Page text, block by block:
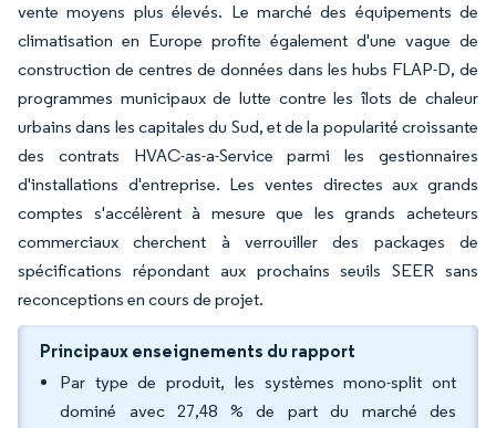
vente moyens plus élevés. Le marché des équipements de
climatisation en Europe profite également d'une vague de
construction de centres de données dans les hubs FLAP-D, de
programmes municipaux de lutte contre les îlots de chaleur
urbains dans les capitales du Sud, et de la popularité croissante
des contrats HVAC-as-a-Service parmi les gestionnaires
d'installations d'entreprise. Les ventes directes aux grands
comptes s'accélèrent à mesure que les grands acheteurs
commerciaux cherchent à verrouiller des packages de
spécifications répondant aux prochains seuils SEER sans
reconceptions en cours de projet.
Principaux enseignements du rapport
Par type de produit, les systèmes mono-split ont
dominé avec 27,48 % de part du marché des